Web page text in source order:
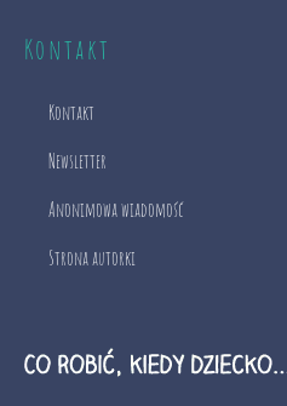
Kontakt
Kontakt
Newsletter
Anonimowa wiadomość
Strona autorki